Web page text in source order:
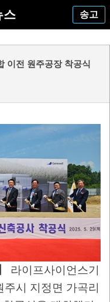
스 송고
이전 원주공장 착공식
라이프사이언스기
주시 지정면 가곡리